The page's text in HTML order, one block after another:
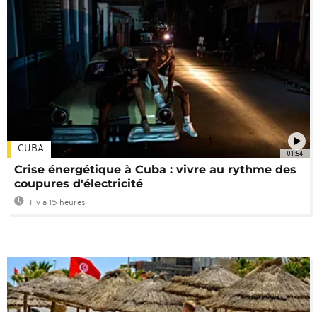
01:54
CUBA
Crise énergétique à Cuba : vivre au rythme des
coupures d'électricité
Il y a 15 heures